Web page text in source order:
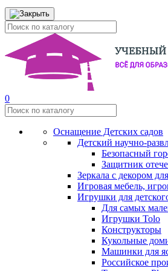
0
Оснащение Детских садов
Детский научно-
Безопасный
Защитник
Зеркала с декором
Игровая мебель,
Игрушки для
Для самых
Игрушки Tolo
Конструкторы
Кукольные
Машинки для
Российское